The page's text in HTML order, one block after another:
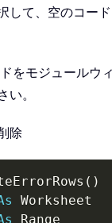
して、空のコー
をモジュールウ
い。
除
( )